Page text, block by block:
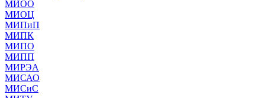
МИОО
МИОЦ
МИПиП
МИПК
МИПО
МИПП
МИРЭА
МИСАО
МИСиС